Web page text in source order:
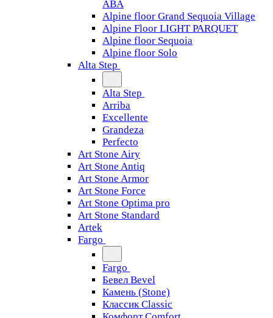
ABA
Alpine floor Grand Sequoia Village
Alpine Floor LIGHT PARQUET
Alpine floor Sequoia
Alpine floor Solo
Alta Step
Alta Step
Arriba
Excellente
Grandeza
Perfecto
Art Stone Airy
Art Stone Antiq
Art Stone Armor
Art Stone Force
Art Stone Optima pro
Art Stone Standard
Artek
Fargo
Fargo
Бевел Bevel
Камень (Stone)
Классик Classic